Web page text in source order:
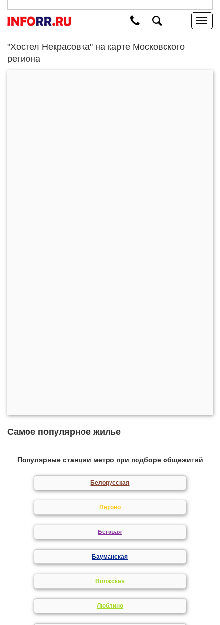
"Хостел Некрасовка" на карте Московского
региона
Самое популярное жилье
Популярные станции метро при подборе общежитий
Белорусская
Перово
Беговая
Бауманская
Волжская
Люблино